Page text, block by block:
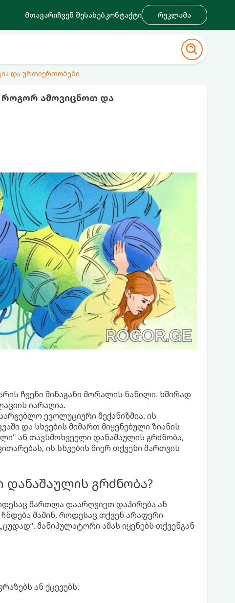
მთავარიჩვენ შესახებკონტაქტი რეკლამა
და ურთიერთობები
როგორ ამოვიცნოთ და
ჩვენი შინაგანი მორალის ნაწილი. ხშირად
იარაღია.
ევოლუციური მექანიზმია. ის
და სხვების მიმართ მიყენებული ზიანის
ან თავსმოხვეული დანაშაულის გრძნობა,
ის სხვების მიერ თქვენი მართვის
დანაშაულის გრძნობა?
მართლა დაარღვიეთ დაპირება ან
მაშინ, როდესაც თქვენ არაფერი
მანიპულატორი ამას იყენებს თქვენგან
ან ქცევებს: